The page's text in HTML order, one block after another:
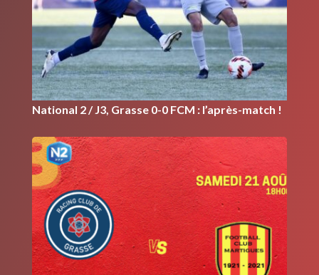
National 2 / J3, Grasse 0-0 FCM : l’après-match !